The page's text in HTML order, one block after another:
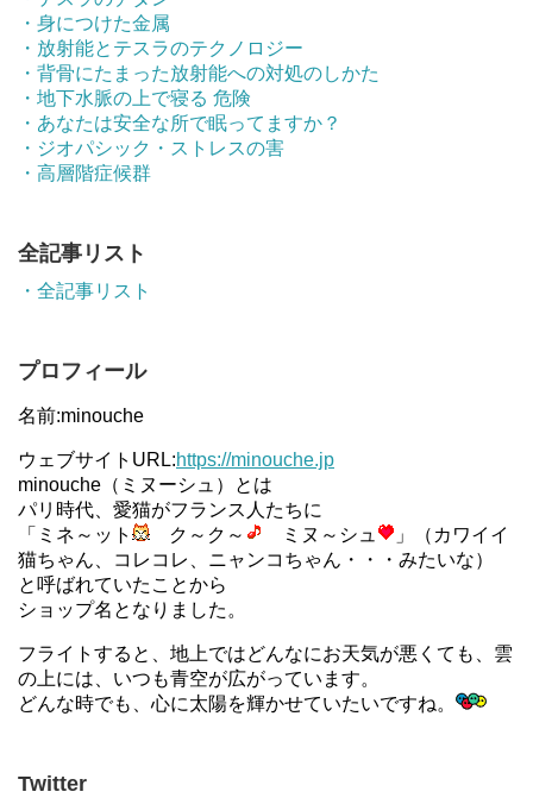
・身につけた金属
・放射能とテスラのテクノロジー
・背骨にたまった放射能への対処のしかた
・地下水脈の上で寝る 危険
・あなたは安全な所で眠ってますか？
・ジオパシック・ストレスの害
・高層階症候群
全記事リスト
・全記事リスト
プロフィール
名前:minouche
ウェブサイトURL:https://minouche.jp
minouche（ミヌーシュ）とは
パリ時代、愛猫がフランス人たちに
「ミネ～ット
ク～ク～ ミヌ～シュ
」（カワイイ
猫ちゃん、コレコレ、ニャンコちゃん・・・みたいな）
と呼ばれていたことから
ショップ名となりました。
フライトすると、地上ではどんなにお天気が悪くても、雲
の上には、いつも青空が広がっています。
どんな時でも、心に太陽を輝かせていたいですね。
Twitter